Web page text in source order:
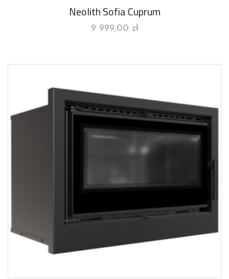
Neolith Sofia Cuprum
9 999,00 zł